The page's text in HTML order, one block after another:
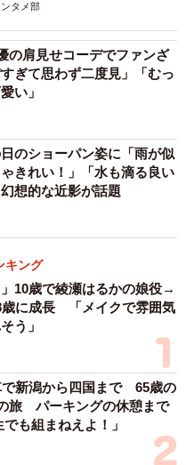
タメ部
肩見せコーデでファンざ
ぎて思わず二度見」「むっ
い」
のショーパン姿に「雨が似
きれい！」「水も滴る良い
想的な近影が話題
キング
」10歳で綾瀬はるかの娘役→
歳に成長 「メイクで雰囲気
う」
で新潟から四国まで 65歳の
旅 パーキングの休憩まで
も組まねえよ！」